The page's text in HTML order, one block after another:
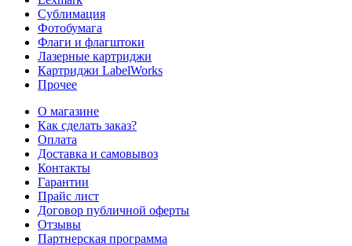
Сублимация
Фотобумага
Флаги и флагштоки
Лазерные картриджи
Картриджи LabelWorks
Прочее
О магазине
Как сделать заказ?
Оплата
Доставка и самовывоз
Контакты
Гарантии
Прайс лист
Договор публичной оферты
Отзывы
Партнерская программа